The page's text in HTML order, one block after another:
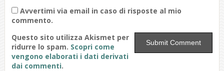
Avvertimi via email in caso di risposte al mio
commento.
Questo sito utilizza Akismet per
ridurre lo spam. Scopri come
vengono elaborati i dati derivati
dai commenti.